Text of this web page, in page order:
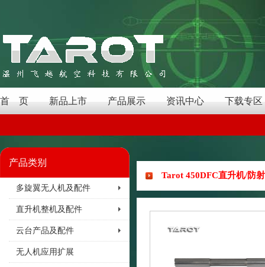
首 页 新品上市 产品展示 资讯中心 下载专区
产品类别
多旋翼无人机及配件
直升机整机及配件
云台产品及配件
无人机应用扩展
Tarot 450DFC直升机/防